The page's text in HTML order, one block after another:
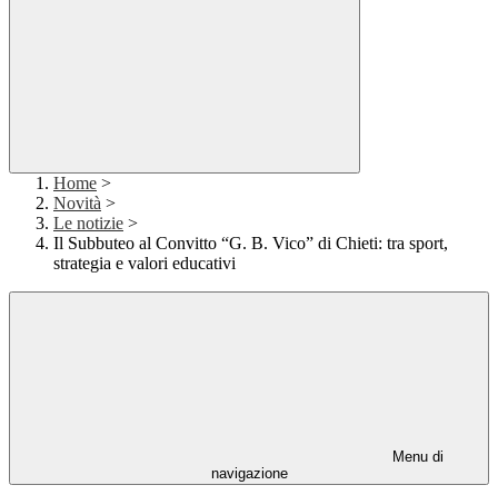
Home >
Novità >
Le notizie >
Il Subbuteo al Convitto “G. B. Vico” di Chieti: tra sport,
strategia e valori educativi
Menu di
navigazione